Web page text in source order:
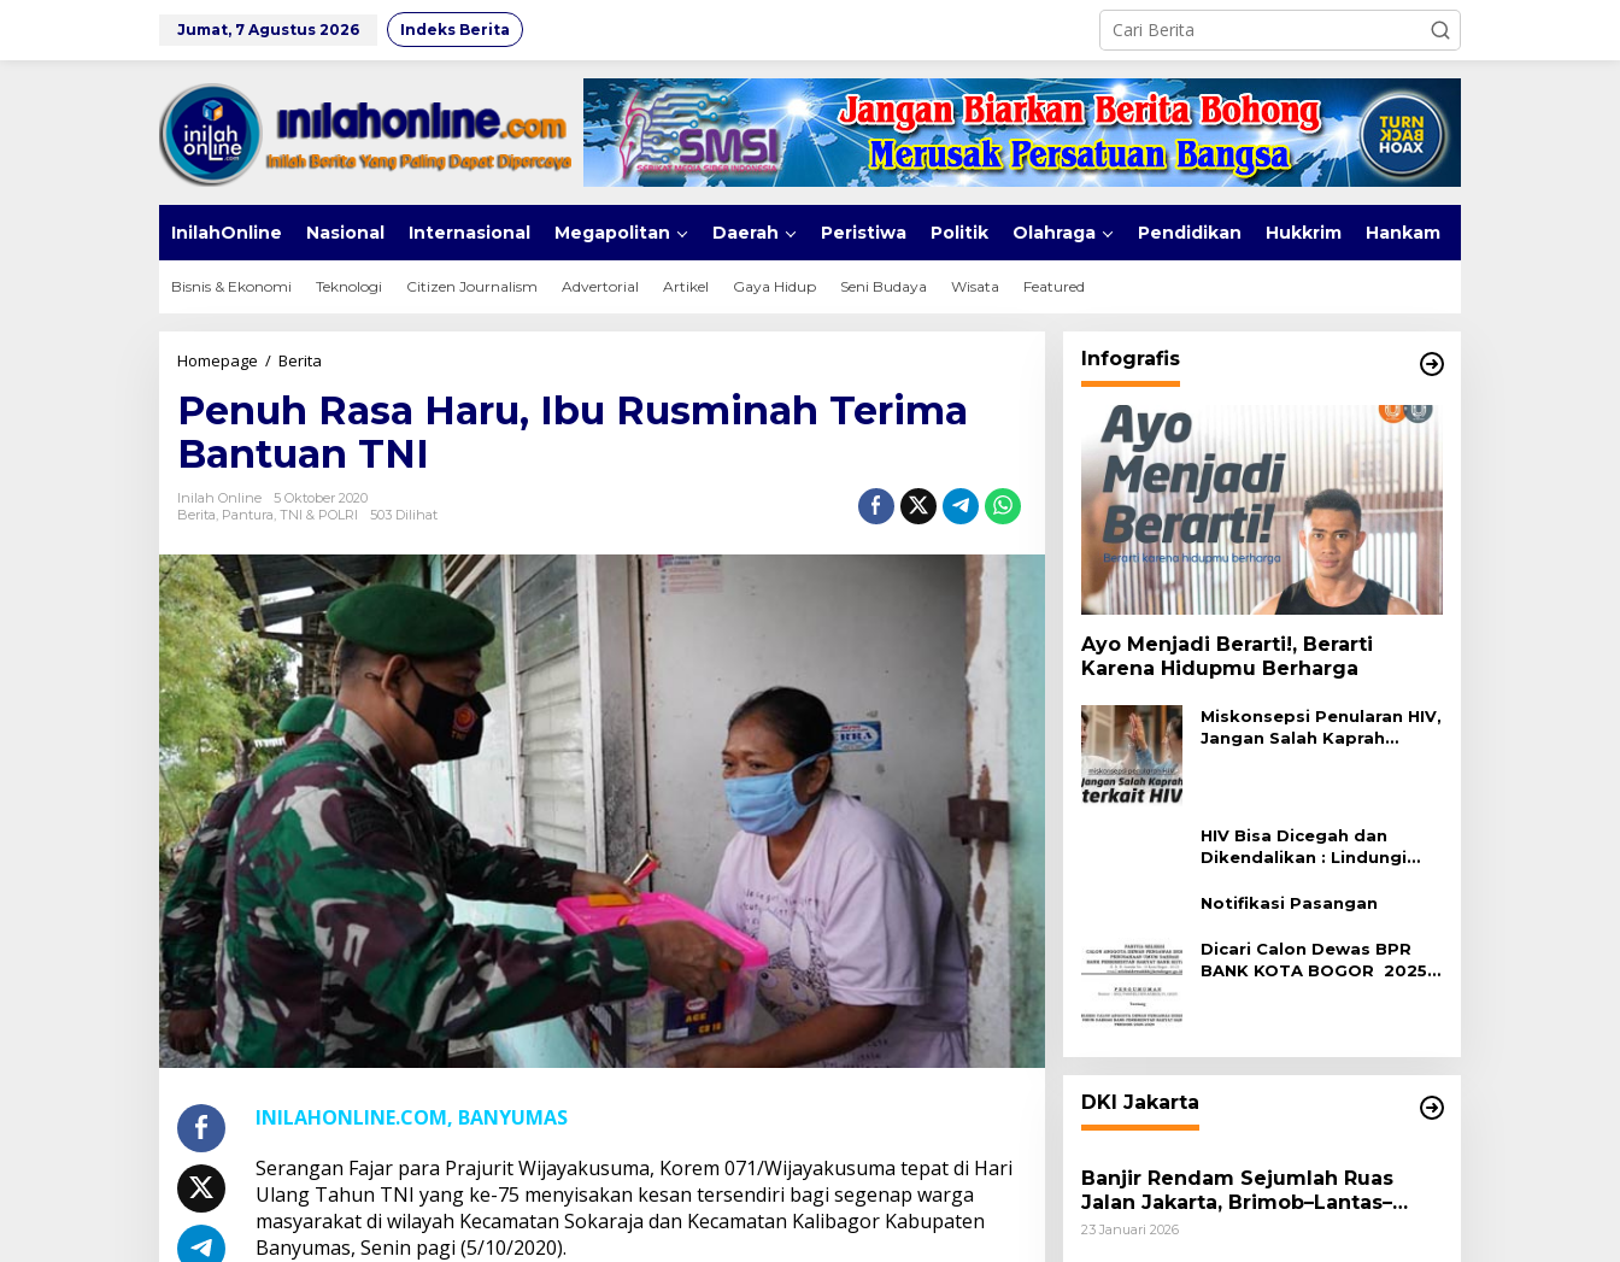
Jumat, 7 Agustus 2026 Indeks Berita
InilahOnline Nasional Internasional Megapolitan Daerah Peristiwa Politik Olahraga Pendidikan Hukkrim Hankam
Bisnis & Ekonomi Teknologi Citizen Journalism Advertorial Artikel Gaya Hidup Seni Budaya Wisata Featured
Homepage / Berita
Haru,
Ibu
Rusminah
Terima
Bantuan
TNI
Penuh Rasa Haru, Ibu Rusminah Terima
Bantuan TNI
Inilah Online
5 Oktober 2020
Berita, Pantura, TNI & POLRI 503 Dilihat
INILAHONLINE.COM, BANYUMAS
Serangan Fajar para Prajurit Wijayakusuma, Korem 071/Wijayakusuma tepat di Hari
Ulang Tahun TNI yang ke-75 menyisakan kesan tersendiri bagi segenap warga
masyarakat di wilayah Kecamatan Sokaraja dan Kecamatan Kalibagor Kabupaten
Banyumas, Senin pagi (5/10/2020).
Infografis
Ayo Menjadi Berarti!, Berarti
Karena Hidupmu Berharga
Miskonsepsi Penularan HIV,
Jangan Salah Kaprah
HIV Bisa Dicegah dan
Dikendalikan : Lindungi
Notifikasi Pasangan
Dicari Calon Dewas BPR
BANK KOTA BOGOR 2025-
DKI Jakarta
Banjir Rendam Sejumlah Ruas
Jalan Jakarta, Brimob–Lantas–
Polair PMJ Bergerak Cepat, Polri
23 Januari 2026